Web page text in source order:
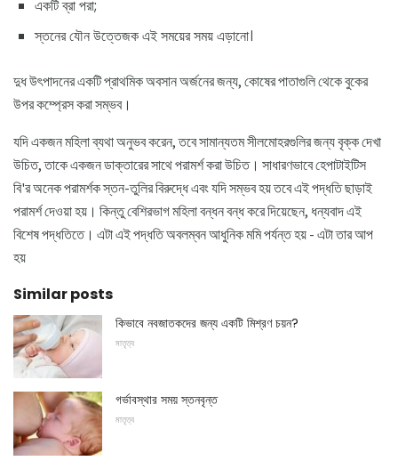
একটি ব্রা পরা;
স্তনের যৌন উত্তেজক এই সময়ের সময় এড়ানো।
দুধ উৎপাদনের একটি প্রাথমিক অবসান অর্জনের জন্য, কোষের পাতাগুলি থেকে বুকের
উপর কম্প্রেস করা সম্ভব।
যদি একজন মহিলা ব্যথা অনুভব করেন, তবে সামান্যতম সীলমোহরগুলির জন্য বৃক্ক দেখা
উচিত, তাকে একজন ডাক্তারের সাথে পরামর্শ করা উচিত। সাধারণভাবে হেপাটাইটিস
বি'র অনেক পরামর্শক স্তন-তুলির বিরুদ্ধে এবং যদি সম্ভব হয় তবে এই পদ্ধতি ছাড়াই
পরামর্শ দেওয়া হয়। কিন্তু বেশিরভাগ মহিলা বন্ধন বন্ধ করে দিয়েছেন, ধন্যবাদ এই
বিশেষ পদ্ধতিতে। এটা এই পদ্ধতি অবলম্বন আধুনিক মমি পর্যন্ত হয় - এটা তার আপ
হয়
Similar posts
কিভাবে নবজাতকদের জন্য একটি মিশ্রণ চয়ন?
মাতৃত্ব
গর্ভাবস্থার সময় স্তনবৃন্ত
মাতৃত্ব